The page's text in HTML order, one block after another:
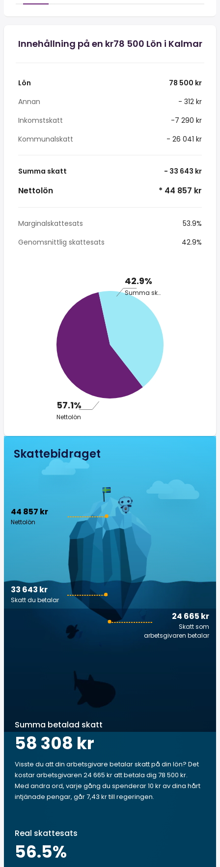
Innehållning på en kr78 500 Lön i Kalmar
Lön
78 500 kr
Annan
- 312 kr
Inkomstskatt
-7 290 kr
Kommunalskatt
- 26 041 kr
Summa skatt - 33 643 kr
Nettolön * 44 857 kr
Marginalskattesats
53.9%
Genomsnittlig skattesats
42.9%
42.9%
Summa skatt
57.1%
Nettolön
Skattebidraget
44 857 kr
Nettolön
24 665 kr
Skatt som
arbetsgivaren betalar
33 643 kr
Skatt du betalar
Summa betalad skatt
58 308 kr
Visste du att din arbetsgivare betalar skatt på din lön? Det
kostar arbetsgivaren 24 665 kr att betala dig 78 500 kr.
Med andra ord, varje gång du spenderar 10 kr av dina hårt
intjänade pengar, går 7,43 kr till regeringen.
Real skattesats
56.5%